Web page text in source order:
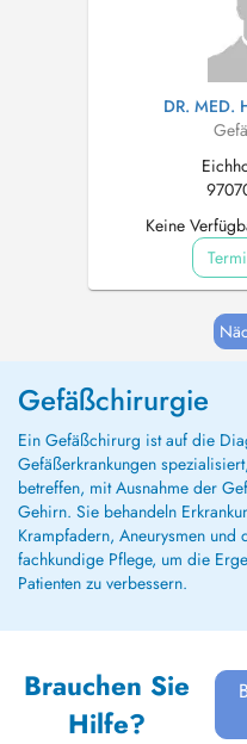
DR. MED.
Keine
Gefäßchirurgie
Ein Gefäßchirurg ist auf die
Gefäßerkrankungen
betreffen, mit Ausnahme der
Gehirn. Sie behandeln
Krampfadern, Aneurysmen und
fachkundige Pflege, um die
Patienten zu verbessern.
Brauchen Sie
Hilfe?